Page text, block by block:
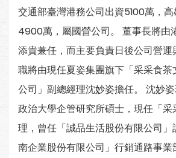
交通部臺灣港務公司出資5100萬，
4900萬，屬國營公司。 董事長將由
添貴兼任，而主要負責日後公司營
職將由現任夏姿集團旗下「采采食
公司」副總經理沈妙姿擔任。 沈妙
政治大學企管研究所碩士，現任「采
理，曾任「誠品生活股份有限公司」
南企業股份有限公司」行銷通路事